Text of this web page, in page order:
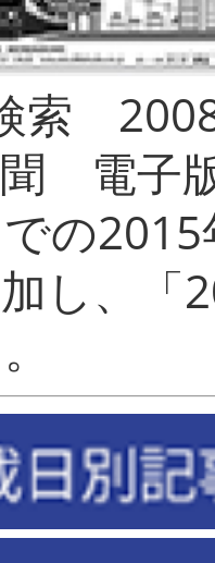
索
電子
の
し、「
し